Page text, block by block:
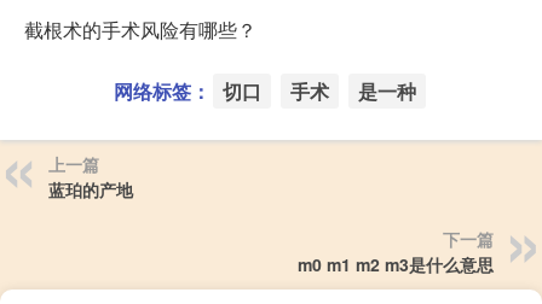
截根术的手术风险有哪些？
网络标签： 切口 手术 是一种
上一篇
蓝珀的产地
下一篇
m0 m1 m2 m3是什么意思